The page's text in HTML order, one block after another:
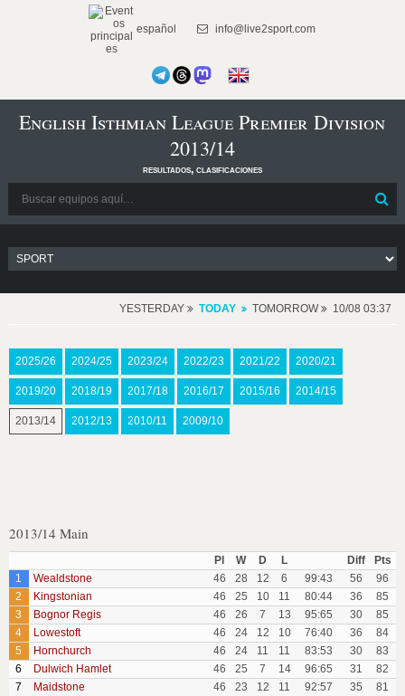
español info@live2sport.com
English Isthmian League Premier Division
2013/14
resultados, clasificaciones
YESTERDAY TODAY TOMORROW 10/08 03:37
2025/26 2024/25 2023/24 2022/23 2021/22 2020/21
2019/20 2018/19 2017/18 2016/17 2015/16 2014/15
2013/14 2012/13 2010/11 2009/10
2013/14 Main
Pl W D L Diff
Pts
1
Wealdstone 46 28 12 6 99:43 56
96
2
Kingstonian 46 25 10 11 80:44 36
85
3
Bognor Regis 46 26 7 13 95:65 30
85
4
Lowestoft 46 24 12 10 76:40 36
84
5
Hornchurch 46 24 11 11 83:53 30
83
6
Dulwich Hamlet 46 25 7 14 96:65 31
82
7
Maidstone 46 23 12 11 92:57 35
81